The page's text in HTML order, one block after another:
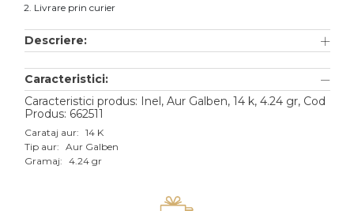
Aur alb
Aur roz
Aur mixt
2. Livrare prin curier
Descriere:
Caracteristici:
Caracteristici produs: Inel, Aur Galben, 14 k, 4.24 gr, Cod
Produs: 662511
Carataj aur: 14 K
Tip aur: Aur Galben
Gramaj: 4.24 gr